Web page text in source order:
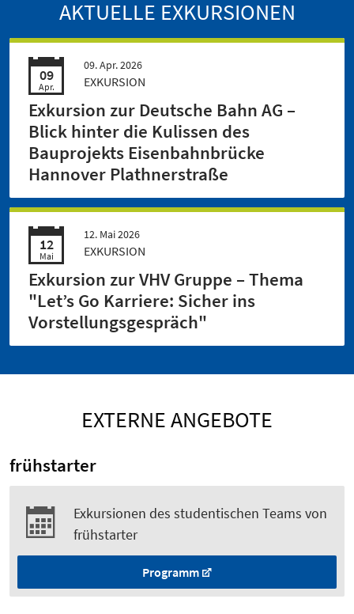
AKTUELLE EXKURSIONEN
09
Apr.
09. Apr. 2026
EXKURSION
Exkursion zur Deutsche Bahn AG –
Blick hinter die Kulissen des
Bauprojekts Eisenbahnbrücke
Hannover Plathnerstraße
12
Mai
12. Mai 2026
EXKURSION
Exkursion zur VHV Gruppe – Thema
"Let’s Go Karriere: Sicher ins
Vorstellungsgespräch"
EXTERNE ANGEBOTE
frühstarter
Exkursionen des studentischen Teams von
frühstarter
Programm